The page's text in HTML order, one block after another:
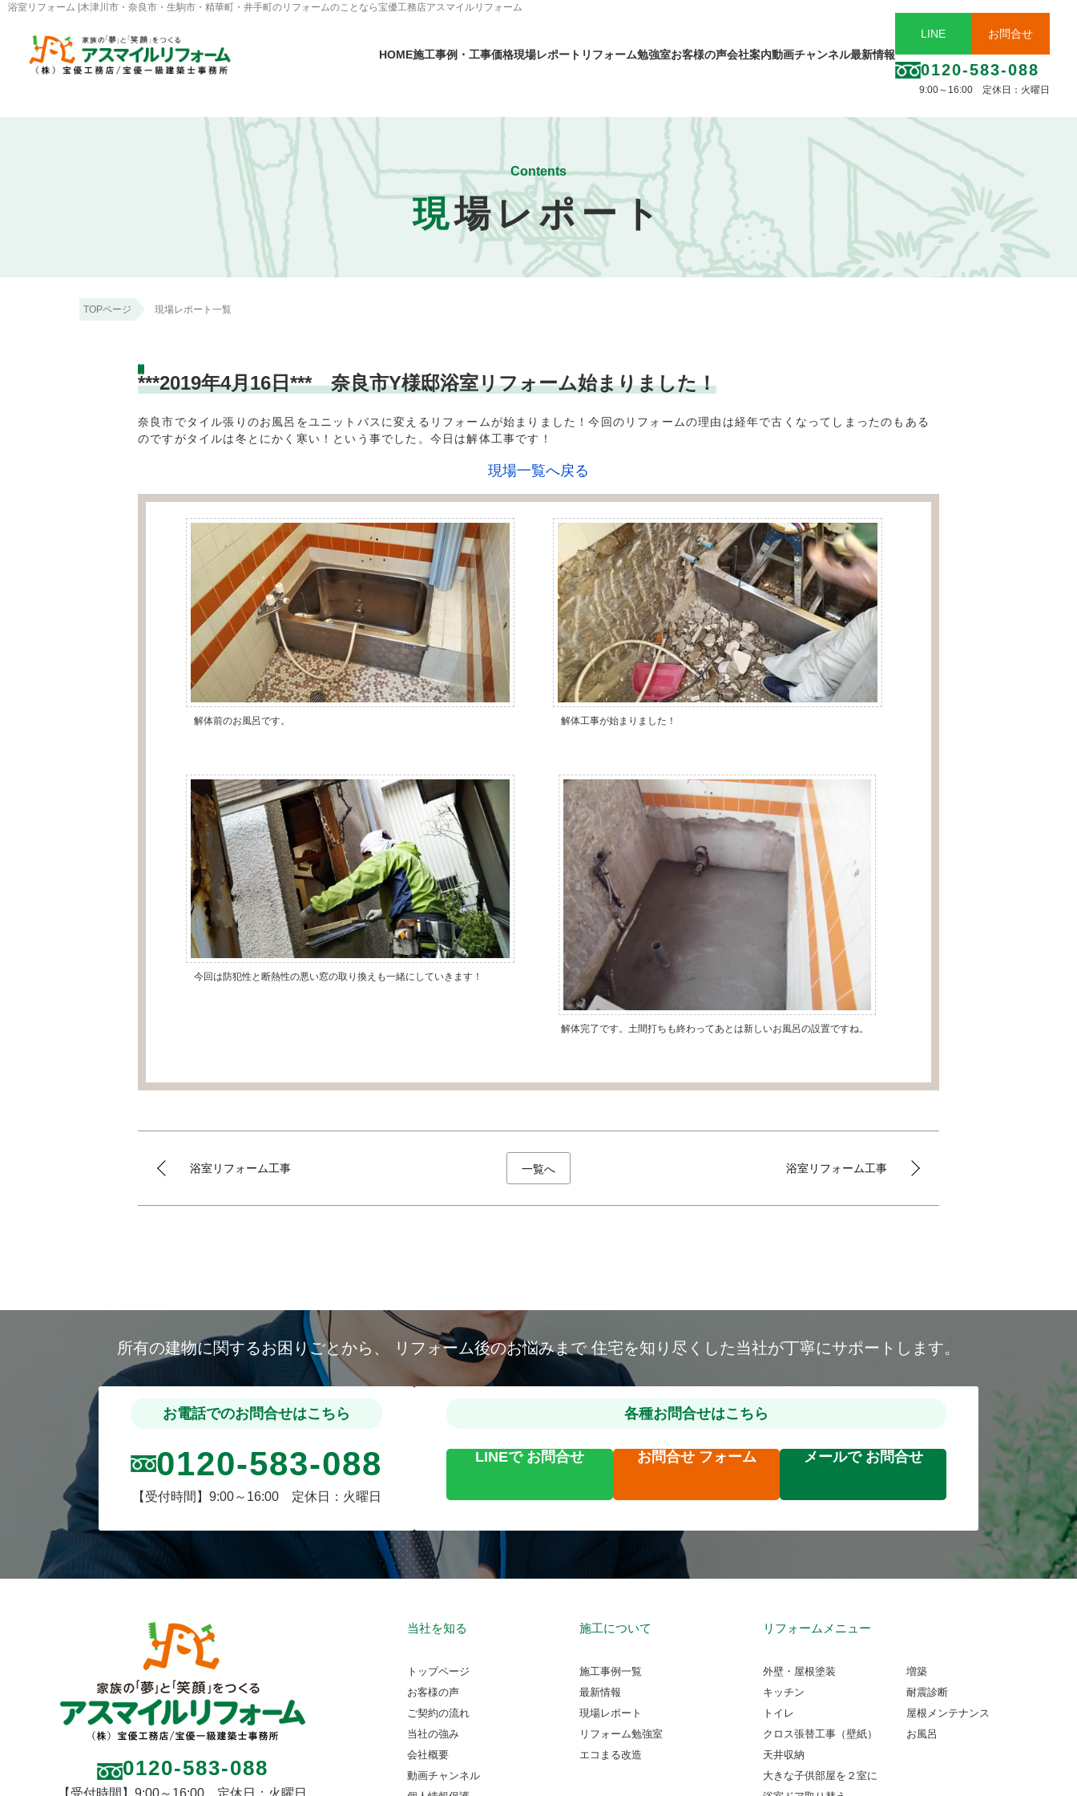
浴室リフォーム |木津川市・奈良市・生駒市・精華町・井手町のリフォームのことなら宝優工務店アスマイルリフォーム
HOME施工事例・工事価格現場レポート リフォーム勉強室お客様の声会社案内動画チャンネル最新情報
LINE お問合せ
0120-583-088
9:00～16:00 定休日：火曜日
Contents
現場レポート
TOPページ 現場レポート一覧
***2019年4月16日*** 奈良市Y様邸浴室リフォーム始まりました！
奈良市でタイル張りのお風呂をユニットバスに変えるリフォームが始まりました！今回のリフォームの理由は経年で古くなってしまったのもある
のですがタイルは冬とにかく寒い！という事でした。今日は解体工事です！
現場一覧へ戻る
解体前のお風呂です。 解体工事が始まりました！
今回は防犯性と断熱性の悪い窓の取り換えも一緒にしていきます！
解体完了です。土間打ちも終わってあとは新しいお風呂の設置ですね。
浴室リフォーム工事 一覧へ 浴室リフォーム工事
所有の建物に関するお困りごとから、 リフォーム後のお悩みまで 住宅を知り尽くした当社が丁寧にサポートします。
お電話でのお問合せはこちら
0120-583-088
【受付時間】9:00～16:00 定休日：火曜日
各種お問合せはこちら
LINEで お問合せ お問合せ フォーム メールで お問合せ
0120-583-088
【受付時間】9:00～16:00 定休日：火曜日
当社を知る
トップページ
お客様の声
ご契約の流れ
当社の強み
会社概要
動画チャンネル
施工について
施工事例一覧
最新情報
現場レポート
リフォーム勉強室
エコまる改造
リフォームメニュー
外壁・屋根塗装
キッチン
トイレ
クロス張替工事（壁紙）
天井収納
大きな子供部屋を２室に
増築
耐震診断
屋根メンテナンス
お風呂